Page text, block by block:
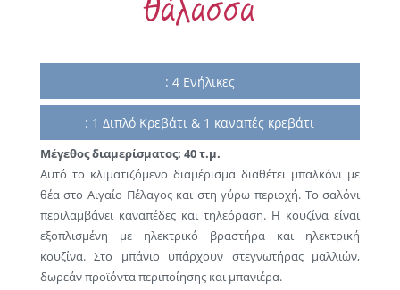
θάλασσα
: 4 Ενήλικες
: 1 Διπλό Κρεβάτι & 1 καναπές κρεβάτι
Μέγεθος διαμερίσματος: 40 τ.μ.
Αυτό το κλιματιζόμενο διαμέρισμα διαθέτει μπαλκόνι με
θέα στο Αιγαίο Πέλαγος και στη γύρω περιοχή. Το σαλόνι
περιλαμβάνει καναπέδες και τηλεόραση. Η κουζίνα είναι
εξοπλισμένη με ηλεκτρικό βραστήρα και ηλεκτρική
κουζίνα. Στο μπάνιο υπάρχουν στεγνωτήρας μαλλιών,
δωρεάν προϊόντα περιποίησης και μπανιέρα.